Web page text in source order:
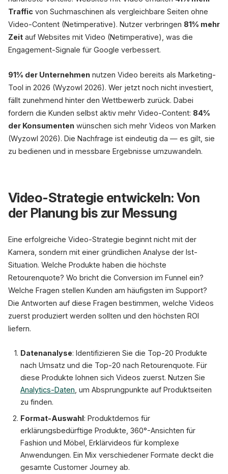
Traffic von Suchmaschinen als vergleichbare Seiten ohne
Video-Content (Netimperative). Nutzer verbringen 81% mehr
Zeit auf Websites mit Video (Netimperative), was die
Engagement-Signale für Google verbessert.
91% der Unternehmen nutzen Video bereits als Marketing-
Tool in 2026 (Wyzowl 2026). Wer jetzt noch nicht investiert,
fällt zunehmend hinter den Wettbewerb zurück. Dabei
fordern die Kunden selbst aktiv mehr Video-Content: 84%
der Konsumenten wünschen sich mehr Videos von Marken
(Wyzowl 2026). Die Nachfrage ist eindeutig da — es gilt, sie
zu bedienen und in messbare Ergebnisse umzuwandeln.
Video-Strategie entwickeln: Von
der Planung bis zur Messung
Eine erfolgreiche Video-Strategie beginnt nicht mit der
Kamera, sondern mit einer gründlichen Analyse der Ist-
Situation. Welche Produkte haben die höchste
Retourenquote? Wo bricht die Conversion im Funnel ein?
Welche Fragen stellen Kunden am häufigsten im Support?
Die Antworten auf diese Fragen bestimmen, welche Videos
zuerst produziert werden sollten und den höchsten ROI
liefern.
Datenanalyse: Identifizieren Sie die Top-20 Produkte
nach Umsatz und die Top-20 nach Retourenquote. Für
diese Produkte lohnen sich Videos zuerst. Nutzen Sie
Analytics-Daten , um Absprungpunkte auf Produktseiten
zu finden.
Format-Auswahl: Produktdemos für
erklärungsbedürftige Produkte, 360°-Ansichten für
Fashion und Möbel, Erklärvideos für komplexe
Anwendungen. Ein Mix verschiedener Formate deckt die
gesamte Customer Journey ab.